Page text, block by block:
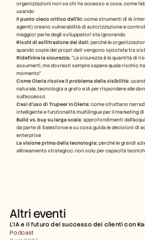
organizzazioni non sa chi ha accesso a cosa, come
usando
Il punto cieco critico dell'AI: come strumenti di IA
agenti) creano vulnerabilità di autorizzazione e
maggior parte degli sviluppatori sta ignorando
Rischi di esfiltrazione dei dati: perché le
quando copie dei propri dati vengono spostate tra
Ridefinire la sicurezza: "La sicurezza è la quantità di
assumerti, ma dovresti sempre sapere quale rischio
momento"
Come Oleria risolve il problema della visibilità:
naturale, tecnologia a grafo e IA per rispondere alle
sull'accesso
Casi d'uso di Trupeer in Oleria: come sfruttano
intelligente e funzionalità multilingue per il marketing
Build vs. buy su larga scala: approfondimenti
da parte di Salesforce e su cosa guida le decisioni di
enterprise
La visione prima della tecnologia: perché le grandi
allineamento strategico, non solo per capacità
Altri eventi
L’IA e il futuro del successo dei clienti con
Podcast
Prenota una demo
Inizia la prova gratuita